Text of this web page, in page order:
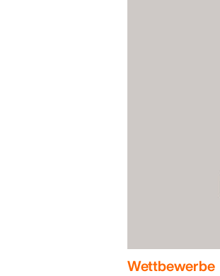
Wettbewerbe